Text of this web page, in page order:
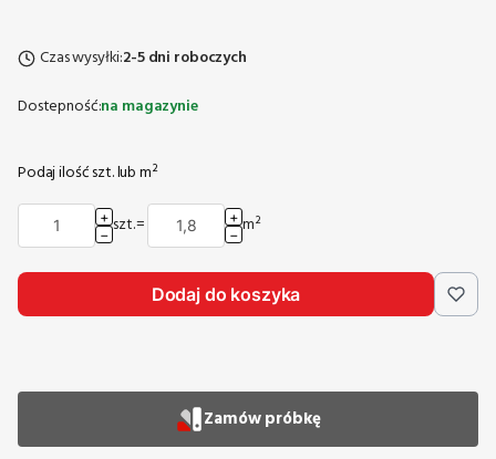
Czas wysyłki:2-5 dni roboczych
Dostepność:na magazynie
Podaj ilość szt. lub m²
+
− szt.=
+
− m²
Dodaj do koszyka
Zamów próbkę